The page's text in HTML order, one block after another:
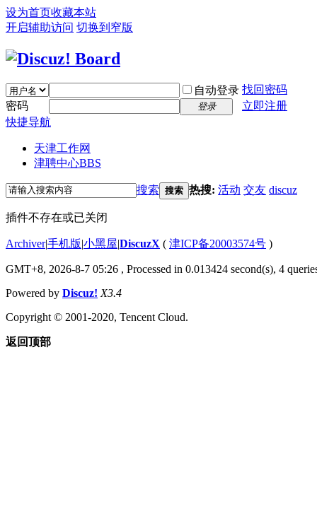
设为首页收藏本站
开启辅助访问 切换到窄版
自动登录 找回密码
密码
登录
立即注册
快捷导航
天津工作网
津聘中心BBS
搜索 搜索 热搜: 活动 交友 discuz
插件不存在或已关闭
Archiver|手机版|小黑屋|DiscuzX ( 津ICP备20003574号 )
GMT+8, 2026-8-7 05:26 , Processed in 0.013424 second(s), 4
Powered by Discuz! X3.4
Copyright © 2001-2020, Tencent Cloud.
返回顶部